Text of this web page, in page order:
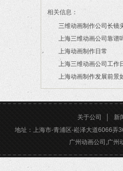
相关信息：
三维动画制作公司长镜
2026/07/21
上海三维动画公司靠谱
2026/03/16
上海动画制作日常
2026/03/12
上海三维动画公司工作
2026/02/28
上海动画制作发展前景
2026/02/24
关于公司
新
地址：上海市-青浦区-崧泽大道6066弄
广州动画公司,广州